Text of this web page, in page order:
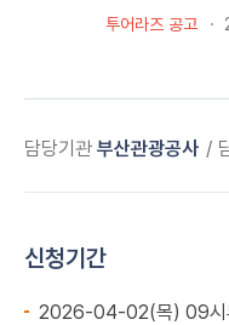
투어라즈 공고
담당기관 부산관광공사
신청기간
2026-04-02(목) 09시